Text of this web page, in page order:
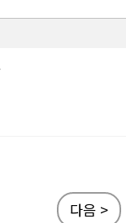
다음 >